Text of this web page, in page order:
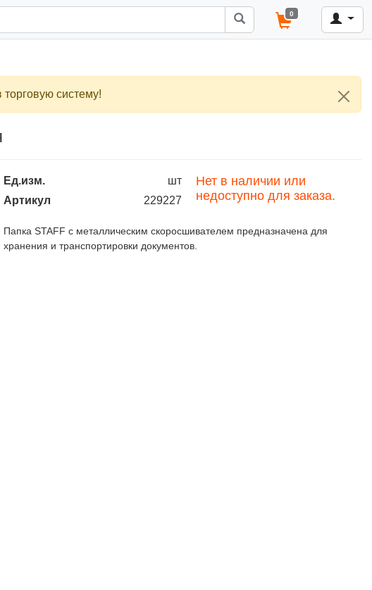
0
систему!
Ед.изм.
шт
Артикул
229227
Нет в наличии или
недоступно для заказа.
Папка STAFF с металлическим скоросшивателем предназначена для
хранения и транспортировки документов.